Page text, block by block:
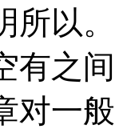
所以
有之
对一